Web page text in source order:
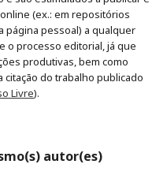
(ex.: em repositórios
página pessoal) a qualquer
o processo editorial, já que
produtivas, bem como
citação do trabalho publicado
Livre).
autor(es)